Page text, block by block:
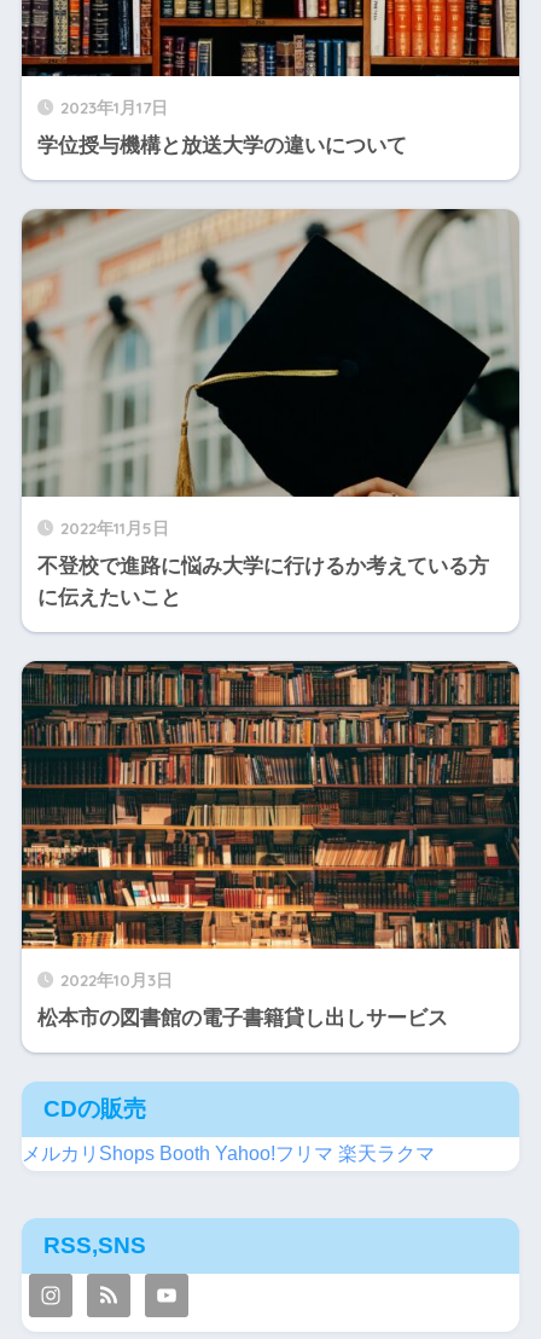
2023年1月17日
学位授与機構と放送大学の違いについて
2022年11月5日
不登校で進路に悩み大学に行けるか考えている方
に伝えたいこと
2022年10月3日
松本市の図書館の電子書籍貸し出しサービス
CDの販売
メルカリShops Booth Yahoo!フリマ 楽天ラクマ
RSS,SNS